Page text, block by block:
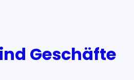
Geschäfte